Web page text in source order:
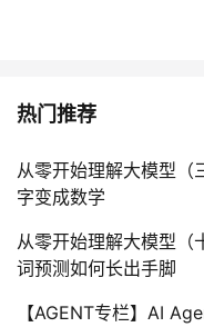
热门推荐
从零开始理解大模型
字变成数学
从零开始理解大模型
词预测如何长出手脚
【AGENT专栏】AI